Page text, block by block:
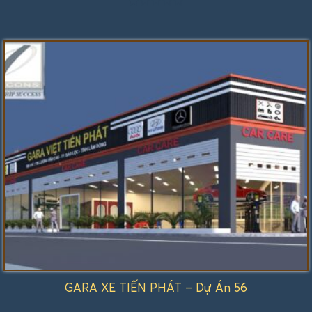
hạng
GARA XE TIẾN PHÁT – Dự Án 56